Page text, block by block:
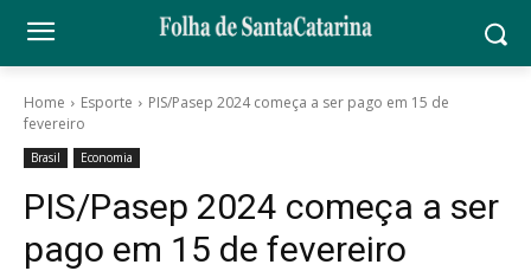
Home Esporte
PIS/Pasep 2024 começa a ser pago em 15 de
fevereiro
Brasil Economia
PIS/Pasep 2024 começa a ser
pago em 15 de fevereiro